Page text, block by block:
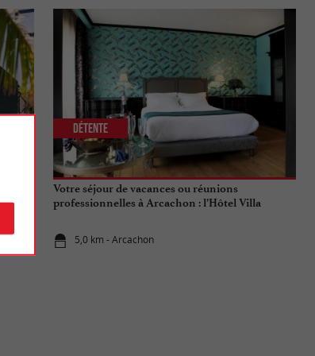
Votre séjour de vacances ou réunions
professionnelles à Arcachon : l’Hôtel Villa
5,0 km - Arcachon
Détente